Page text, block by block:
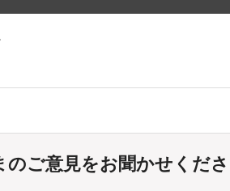
ご意見をお聞かせくだ